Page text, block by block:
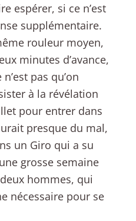
espérer, si ce n’est
supplémentaire.
rouleur moyen,
minutes d’avance,
pas qu’on
à la révélation
pour entrer dans
presque du mal,
un Giro qui a su
grosse semaine
hommes, qui
nécessaire pour se